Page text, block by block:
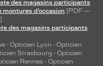
des magasins participants
d’occasion [PDF —
]
des magasins participants
- Opticien Lyon - Opticien
Strasbourg - Opticien
Rennes - Opticien